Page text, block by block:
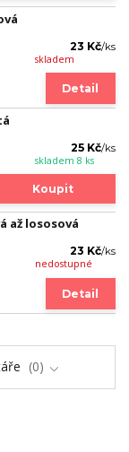
23 Kč/ks
skladem
Detail
25 Kč/ks
skladem 8 ks
Koupit
až lososová
23 Kč/ks
nedostupné
Detail
0